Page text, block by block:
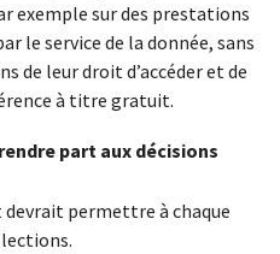
exemple sur des prestations
le service de la donnée, sans
de leur droit d’accéder et de
à titre gratuit.
part aux décisions
permettre à chaque